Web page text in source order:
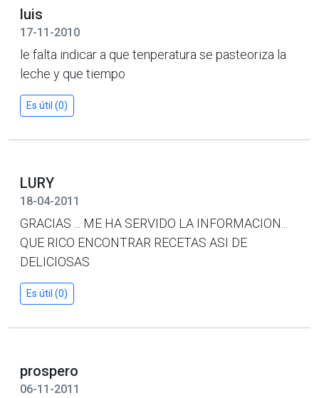
luis
17-11-2010
le falta indicar a que tenperatura se pasteoriza la
leche y que tiempo
Es útil (0)
LURY
18-04-2011
GRACIAS ... ME HA SERVIDO LA INFORMACION...
QUE RICO ENCONTRAR RECETAS ASI DE
DELICIOSAS
Es útil (0)
prospero
06-11-2011